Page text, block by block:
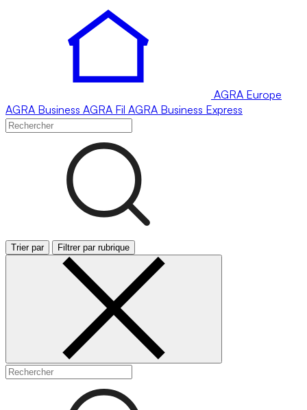
AGRA Europe
AGRA Business AGRA Fil AGRA Business Express
Trier par Filtrer par rubrique